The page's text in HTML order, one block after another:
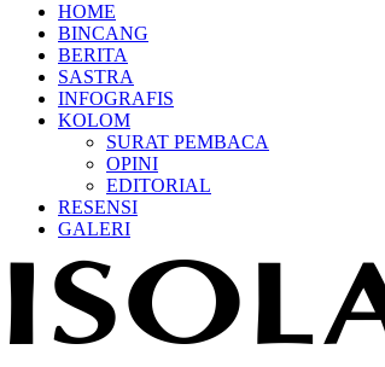
HOME
BINCANG
BERITA
SASTRA
INFOGRAFIS
KOLOM
SURAT PEMBACA
OPINI
EDITORIAL
RESENSI
GALERI